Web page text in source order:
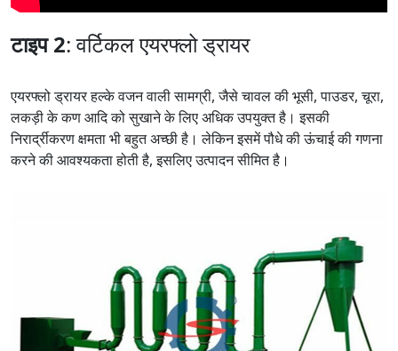
टाइप 2: वर्टिकल एयरफ्लो ड्रायर
एयरफ्लो ड्रायर हल्के वजन वाली सामग्री, जैसे चावल की भूसी, पाउडर, चूरा,
लकड़ी के कण आदि को सुखाने के लिए अधिक उपयुक्त है। इसकी
निरार्द्रीकरण क्षमता भी बहुत अच्छी है। लेकिन इसमें पौधे की ऊंचाई की गणना
करने की आवश्यकता होती है, इसलिए उत्पादन सीमित है।